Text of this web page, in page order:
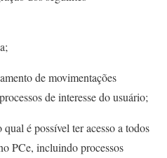
de movimentações
de interesse do usuário;
é possível ter acesso a todos
PCe, incluindo processos